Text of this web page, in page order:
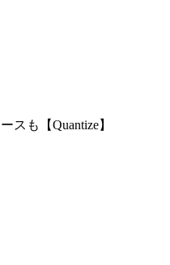
スも【Quantize】